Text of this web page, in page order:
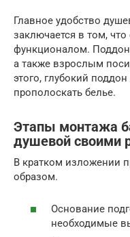
Главное удобство
заключается в том,
функционалом.
а также взрослым
этого, глубокий
прополоскать белье.
Этапы монтажа
душевой своими
В кратком изложении
образом.
Основание
необходимые